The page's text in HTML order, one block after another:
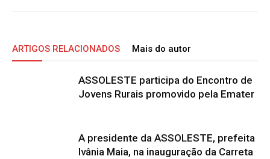
ARTIGOS RELACIONADOS Mais do autor
ASSOLESTE participa do Encontro de
Jovens Rurais promovido pela Emater
A presidente da ASSOLESTE, prefeita
Ivânia Maia, na inauguração da Carreta